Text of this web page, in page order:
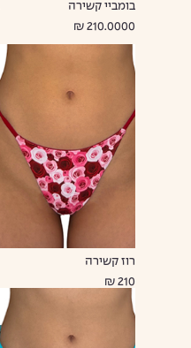
בומביי קשירה
210.0000 ₪
רוז קשירה
210 ₪